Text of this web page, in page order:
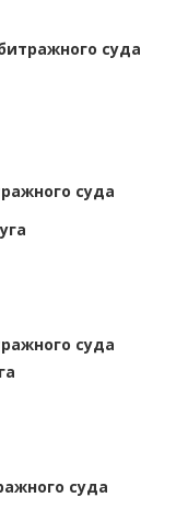
суда
суда
суда
суда